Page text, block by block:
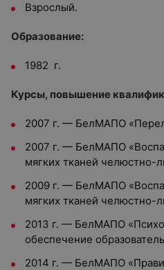
Взрослый.
Образование:
1982 г.
Курсы, повышение
2007 г. — БелМАПО
2007 г. — БелМАПО
мягких тканей челюстно-
2009 г. — БелМАПО
мягких тканей челюстно-
2013 г. — БелМАПО
обеспечение
2014 г. — БелМАПО